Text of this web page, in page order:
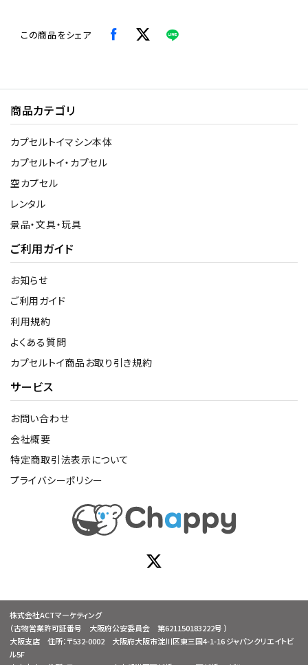
この商品をシェア
商品カテゴリ
カプセルトイマシン本体
カプセルトイ・カプセル
空カプセル
レンタル
景品・文具・玩具
ご利用ガイド
お知らせ
ご利用ガイド
利用規約
よくある質問
カプセルトイ商品お取り引き規約
サービス
お問い合わせ
会社概要
特定商取引法表示について
プライバシーポリシー
株式会社ACTマーケティング
（古物営業許可証番号 大阪府公安委員会 第621150183222号 ）
大阪支店 住所：〒532-0002 大阪府大阪市淀川区東三国4-1-16 ジャパンクリエイトビ
ル5F